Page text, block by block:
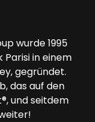
wurde 1995
Parisi in einem
gegründet.
das auf den
und seitdem